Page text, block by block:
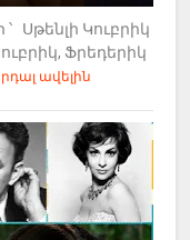
Սթենլի Կուբրիկ
Ֆրեդերիկ
ավելին